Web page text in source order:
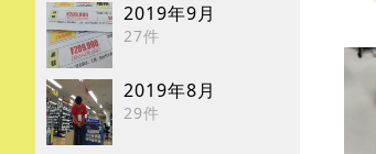
2019年9月
27件
2019年8月
29件